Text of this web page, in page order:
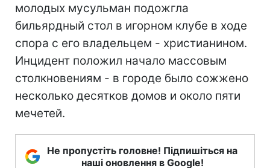
молодых мусульман подожгла
бильярдный стол в игорном клубе в ходе
спора с его владельцем - христианином.
Инцидент положил начало массовым
столкновениям - в городе было сожжено
несколько десятков домов и около пяти
мечетей.
Не пропустіть головне! Підпишіться на
наші оновлення в Google!